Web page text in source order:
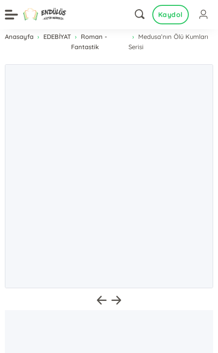
Kaydol
Anasayfa EDEBİYAT
Roman -
Fantastik
Medusa’nın Ölü Kumları
Serisi